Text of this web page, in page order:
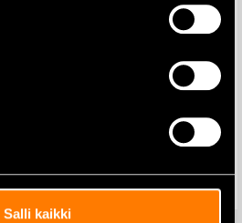
Salli kaikki
Husqvarna pinotavarasakset
Lisää ostoskoriin